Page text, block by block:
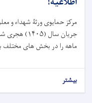
مرکز حمایوی ورثۀ شهداء و
جریان سال (۱۴۰۵) هجری
ماهه را در بخش های مختلف
بیشتر